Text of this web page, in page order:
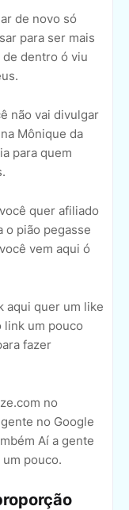
de novo só
para ser mais
dentro ó viu
não vai divulgar
Mônique da
para quem
quer afiliado
o pião pegasse
vem aqui ó
aqui quer um like
link um pouco
fazer
no
no Google
Aí a gente
pouco.